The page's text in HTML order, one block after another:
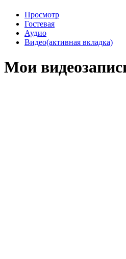
Просмотр
Гостевая
Аудио
Видео(активная вкладка)
Мои